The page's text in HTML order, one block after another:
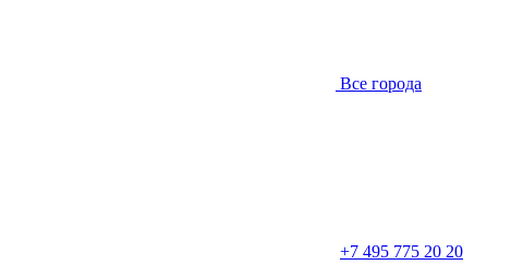
Все города
+7 495 775 20 20